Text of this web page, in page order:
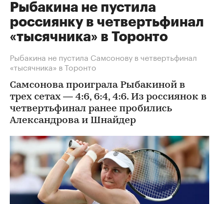
Рыбакина не пустила
россиянку в четвертьфинал
«тысячника» в Торонто
Рыбакина не пустила Самсонову в четвертьфинал
«тысячника» в Торонто
Самсонова проиграла Рыбакиной в
трех сетах — 4:6, 6:4, 4:6. Из россиянок в
четвертьфинал ранее пробились
Александрова и Шнайдер